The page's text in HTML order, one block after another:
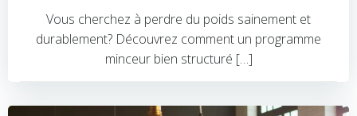
Vous cherchez à perdre du poids sainement et
durablement? Découvrez comment un programme
minceur bien structuré […]